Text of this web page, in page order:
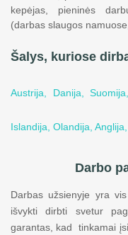
kepėjas, pieninės
(darbas slaugos
Šalys, kuriose
Austrija, Danija,
Islandija, Olandija, Anglija,
Darbo
Darbas užsienyje yra
išvykti dirbti svetur
garantas, kad tinkamai